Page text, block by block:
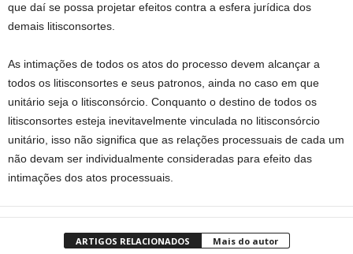
que daí se possa projetar efeitos contra a esfera jurídica dos
demais litisconsortes.
As intimações de todos os atos do processo devem alcançar a
todos os litisconsortes e seus patronos, ainda no caso em que
unitário seja o litisconsórcio. Conquanto o destino de todos os
litisconsortes esteja inevitavelmente vinculada no litisconsórcio
unitário, isso não significa que as relações processuais de cada um
não devam ser individualmente consideradas para efeito das
intimações dos atos processuais.
ARTIGOS RELACIONADOS Mais do autor